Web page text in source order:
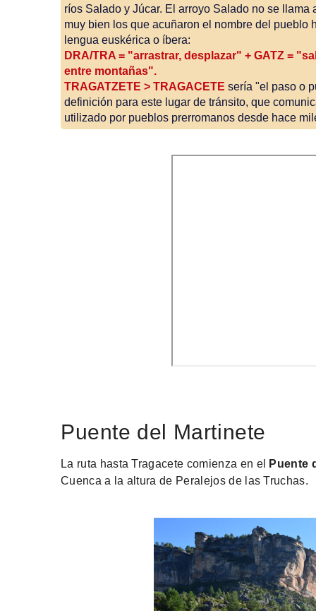
ríos Salado y Júcar. El arroyo Salado no se
muy bien los que acuñaron el nombre del
lengua euskérica o íbera:
DRA/TRA = "arrastrar, desplazar" + GATZ =
entre montañas".
TRAGATZETE > TRAGACETE sería "el paso o
definición para este lugar de tránsito, que
utilizado por pueblos prerromanos desde hace
Puente del Martinete
La ruta hasta Tragacete comienza en el
Puente
Cuenca a la altura de Peralejos de las Truchas.